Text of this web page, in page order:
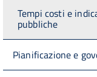
Tempi costi e
pubbliche
Pianificazione e